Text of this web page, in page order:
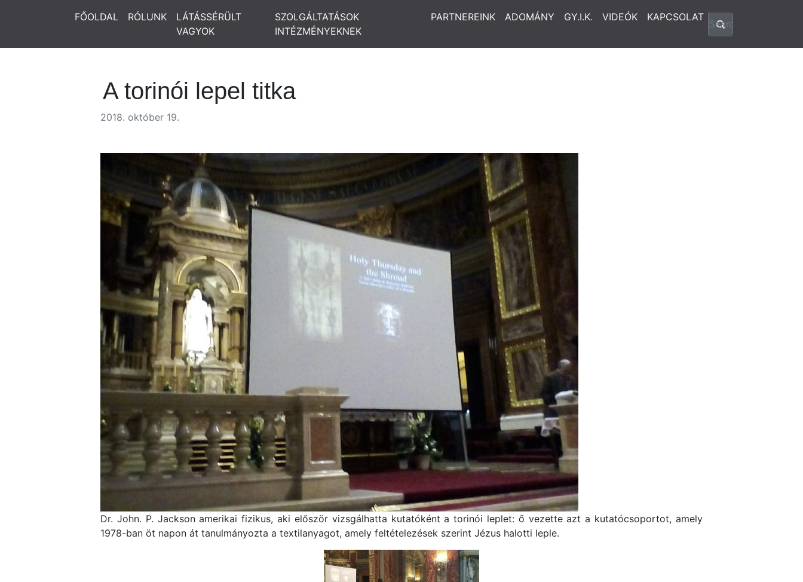
FŐOLDAL RÓLUNK
LÁTÁSSÉRÜLT
VAGYOK
SZOLGÁLTATÁSOK
INTÉZMÉNYEKNEK
PARTNEREINK ADOMÁNY GY.I.K. VIDEÓK KAPCSOLAT
A torinói lepel titka
2018. október 19.
Dr. John. P. Jackson amerikai fizikus, aki először vizsgálhatta kutatóként a torinói leplet: ő vezette azt a kutatócsoportot, amely
1978-ban öt napon át tanulmányozta a textilanyagot, amely feltételezések szerint Jézus halotti leple.